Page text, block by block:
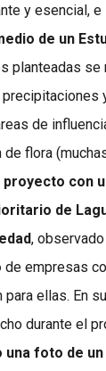
y esencial,
de un
planteadas
de
flora
con
de
,
de empresas
para ellas. En
durante el
una foto de un